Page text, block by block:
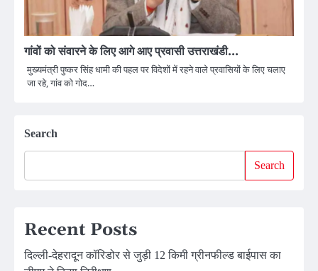
गांवों को संवारने के लिए आगे आए प्रवासी उत्तराखंडी…
मुख्यमंत्री पुष्कर सिंह धामी की पहल पर विदेशों में रहने वाले प्रवासियों के लिए चलाए
जा रहे, गांव को गोद…
Search
Search
Recent Posts
दिल्ली-देहरादून कॉरिडोर से जुड़ी 12 किमी ग्रीनफील्ड बाईपास का